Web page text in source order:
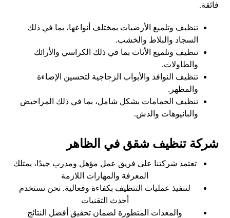
فائقة.
تنظيف وتلميع الأرضيات بمختلف أنواعها، بما في ذلك
السجاد والبلاط والخشب.
تنظيف وتلميع الأثاث بما في ذلك الكراسي والأرائك
والطاولات.
تنظيف النوافذ والأبواب الزجاجية لتحسين الإضاءة
والمظهر.
تنظيف الحمامات بشكل شامل، بما في ذلك المراحيض
والبانيوهات والدش.
شركة تنظيف شقق في الظاهر
تعتمد شركتنا على فريق عمل مؤهل ومدرب جيدًا، يمتلك
المعرفة والمهارات اللازمة
لتنفيذ عمليات التنظيف بكفاءة وفعالية. نحن نستخدم
أحدث التقنيات
والمعدات المتطورة لضمان تحقيق أفضل النتائج